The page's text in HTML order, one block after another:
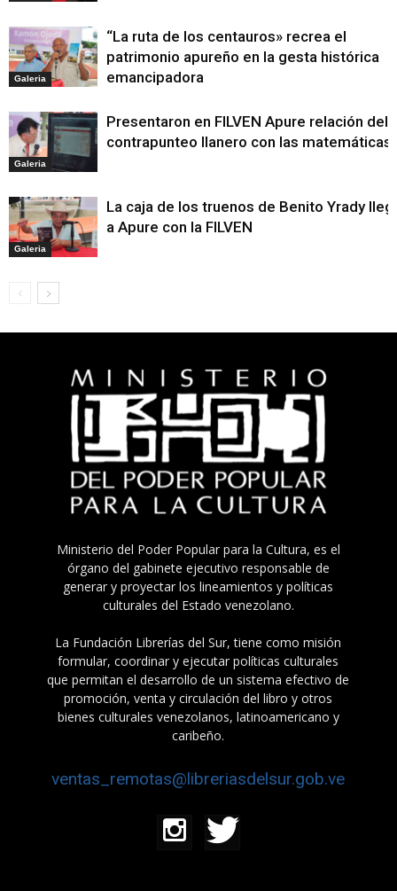
Galeria
“La ruta de los centauros» recrea el
patrimonio apureño en la gesta histórica
emancipadora
Galeria
Presentaron en FILVEN Apure relación del
contrapunteo llanero con las matemáticas
Galeria
La caja de los truenos de Benito Yrady
a Apure con la FILVEN
Ministerio del Poder Popular para la Cultura, es el
órgano del gabinete ejecutivo responsable de
generar y proyectar los lineamientos y políticas
culturales del Estado venezolano.
La Fundación Librerías del Sur, tiene como misión
formular, coordinar y ejecutar políticas culturales
que permitan el desarrollo de un sistema efectivo de
promoción, venta y circulación del libro y otros
bienes culturales venezolanos, latinoamericano y
caribeño.
ventas_remotas@libreriasdelsur.gob.ve